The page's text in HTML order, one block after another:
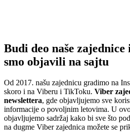
Budi deo naše
smo objavili na sajtu
Od 2017. našu zajednicu gradimo na
skoro i na Viberu i TikToku. Viber
newslettera, gde objavljujemo sve
informacije o povoljnim letovima. U
objavljujemo sadržaj kako bi sve što
na dugme Viber zajednica možete se